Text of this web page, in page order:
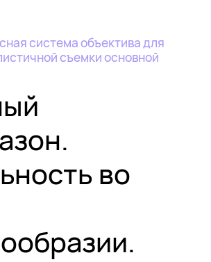
система объектива для
съемки основной
во